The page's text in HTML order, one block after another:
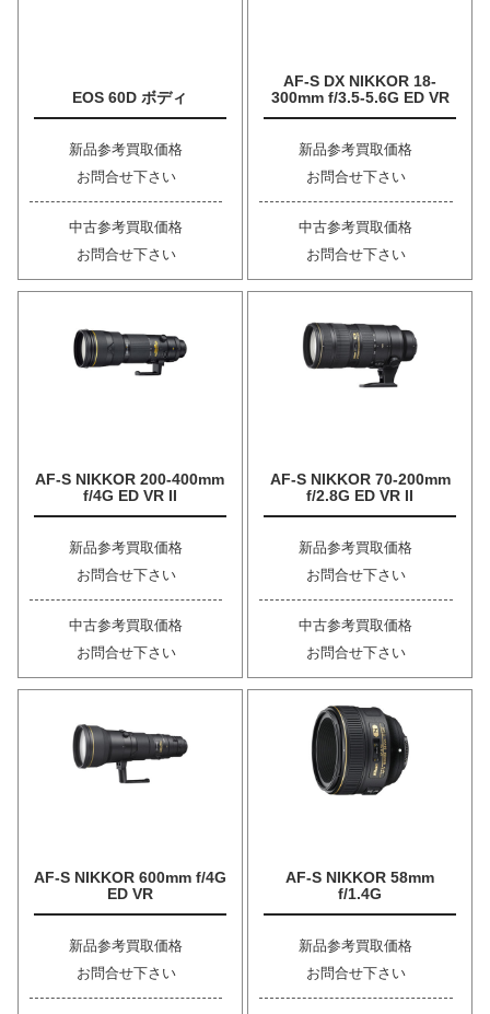
EOS 60D ボディ
新品参考買取価格
お問合せ下さい
中古参考買取価格
お問合せ下さい
AF-S DX NIKKOR 18-
300mm f/3.5-5.6G ED VR
新品参考買取価格
お問合せ下さい
中古参考買取価格
お問合せ下さい
AF-S NIKKOR 200-400mm
f/4G ED VR II
新品参考買取価格
お問合せ下さい
中古参考買取価格
お問合せ下さい
AF-S NIKKOR 70-200mm
f/2.8G ED VR II
新品参考買取価格
お問合せ下さい
中古参考買取価格
お問合せ下さい
AF-S NIKKOR 600mm f/4G
ED VR
新品参考買取価格
お問合せ下さい
AF-S NIKKOR 58mm
f/1.4G
新品参考買取価格
お問合せ下さい